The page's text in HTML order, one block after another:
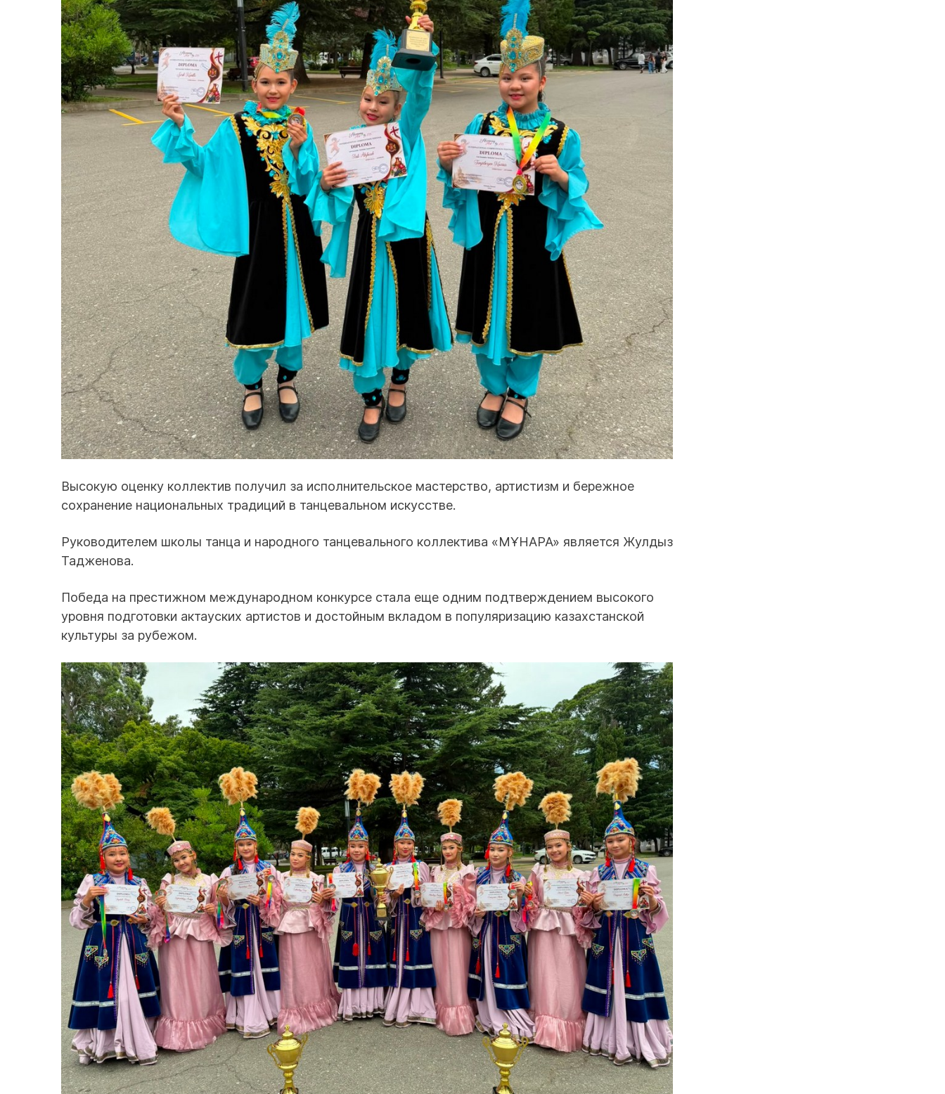
Высокую оценку коллектив получил за исполнительское мастерство, артистизм и бережное
сохранение национальных традиций в танцевальном искусстве.
Руководителем школы танца и народного танцевального коллектива «МҰНАРА» является Жулдыз
Тадженова.
Победа на престижном международном конкурсе стала еще одним подтверждением высокого
уровня подготовки актауских артистов и достойным вкладом в популяризацию казахстанской
культуры за рубежом.